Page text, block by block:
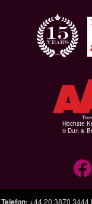
Höchste
© Dun &
Telefon: +44 20 3870 3444